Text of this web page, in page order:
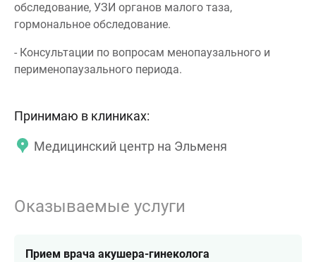
обследование, УЗИ органов малого таза,
гормональное обследование.
- Консультации по вопросам менопаузального и
перименопаузального периода.
Принимаю в клиниках:
Медицинский центр на Эльменя
Оказываемые услуги
Прием врача акушера-гинеколога